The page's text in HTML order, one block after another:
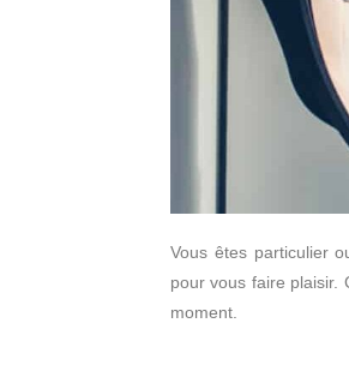
Vous êtes particulier
pour vous faire plaisir.
moment.